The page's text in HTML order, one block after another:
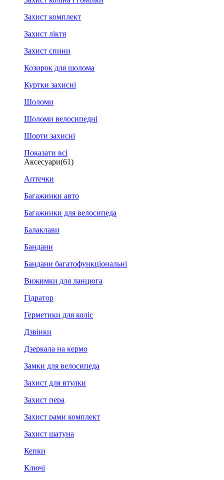
Захист комплект
Захист ліктя
Захист спини
Козирок для шолома
Куртки захисні
Шоломи
Шоломи велосипедні
Шорти захисні
Показати всі
Аксесуари(61)
Аптечки
Багажники авто
Багажники для велосипеда
Балаклави
Бандани
Бандани багатофункціональні
Вижимки для ланцюга
Гідратор
Герметики для коліс
Дзвінки
Дзеркала на кермо
Замки для велосипеда
Захист для втулки
Захист пера
Захист рами комплект
Захист шатуна
Кепки
Ключі